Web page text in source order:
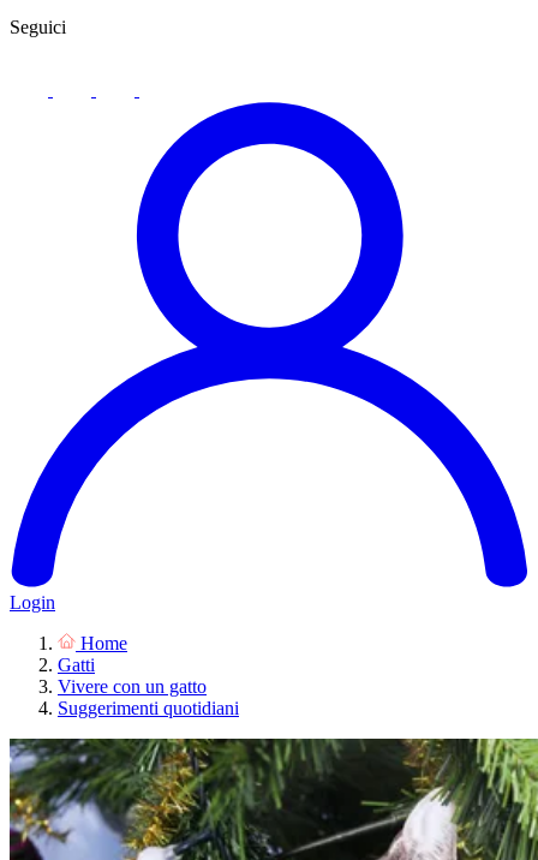
Seguici
Login
Home
Gatti
Vivere con un gatto
Suggerimenti quotidiani